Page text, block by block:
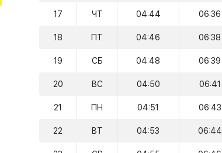
17 ЧТ 04:44 06:36
18 ПТ 04:46 06:38
19 СБ 04:48 06:39
20 ВС 04:50 06:41
21 ПН 04:51 06:43
22 ВТ 04:53 06:44